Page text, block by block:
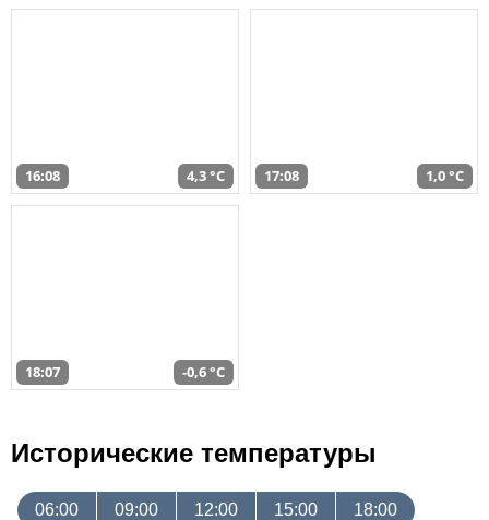
16:08 4,3 °C 17:08 1,0 °C
18:07 -0,6 °C
Исторические температуры
06:00 09:00 12:00 15:00 18:00